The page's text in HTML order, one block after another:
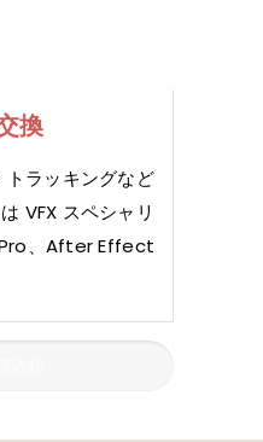
換
トラッキングなど
VFX スペシャリ
、After Effect